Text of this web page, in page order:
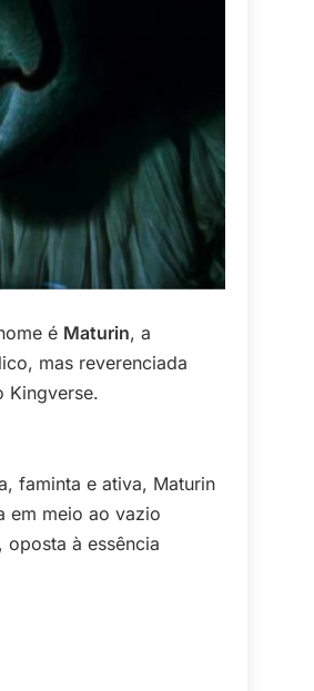
é Maturin, a
mas reverenciada
Kingverse.
faminta e ativa, Maturin
em meio ao vazio
à essência